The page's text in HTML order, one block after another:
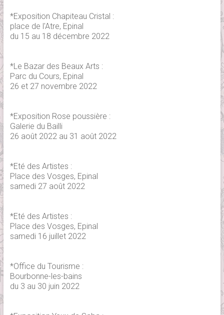
*Exposition Chapiteau Cristal :
place de l'Atre, Epinal
du 15 au 18 décembre 2022
*Le Bazar des Beaux Arts :
Parc du Cours, Epinal
26 et 27 novembre 2022
*Exposition Rose poussière :
Galerie du Bailli
26 août 2022 au 31 août 2022
*Eté des Artistes :
Place des Vosges, Epinal
samedi 27 août 2022
*Eté des Artistes :
Place des Vosges, Epinal
samedi 16 juillet 2022
*Office du Tourisme :
Bourbonne-les-bains
du 3 au 30 juin 2022